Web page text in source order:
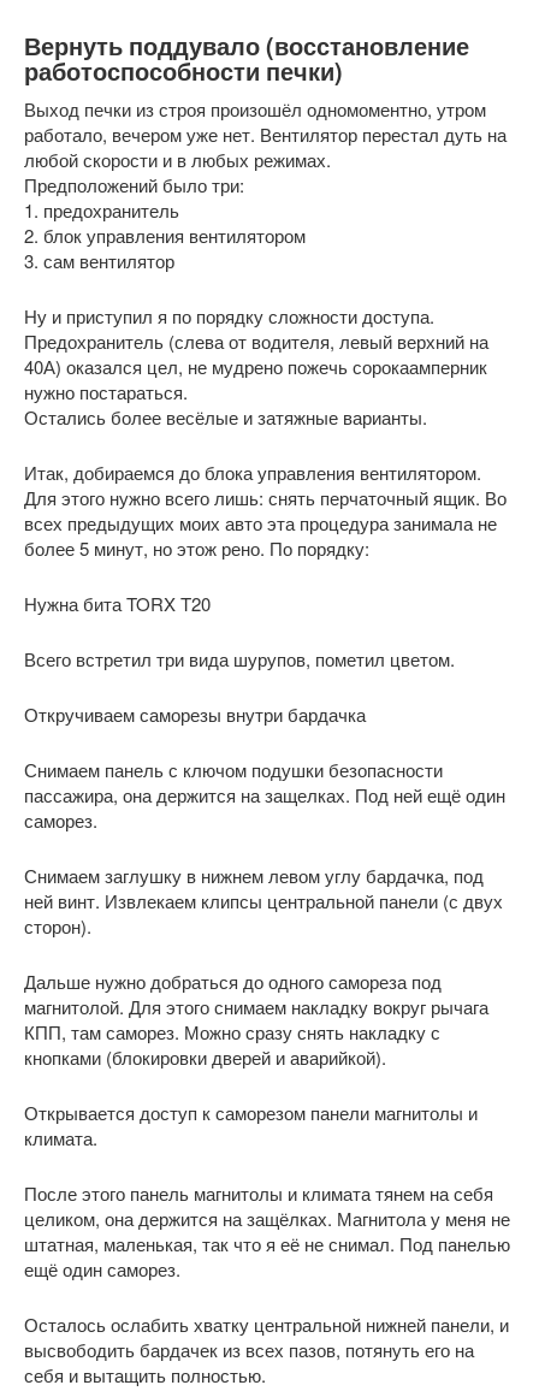
Вернуть поддувало (восстановление
работоспособности печки)
Выход печки из строя произошёл одномоментно, утром
работало, вечером уже нет. Вентилятор перестал дуть на
любой скорости и в любых режимах.
Предположений было три:
1. предохранитель
2. блок управления вентилятором
3. сам вентилятор
Ну и приступил я по порядку сложности доступа.
Предохранитель (слева от водителя, левый верхний на
40А) оказался цел, не мудрено пожечь сорокаамперник
нужно постараться.
Остались более весёлые и затяжные варианты.
Итак, добираемся до блока управления вентилятором.
Для этого нужно всего лишь: снять перчаточный ящик. Во
всех предыдущих моих авто эта процедура занимала не
более 5 минут, но этож рено. По порядку:
Нужна бита TORX T20
Всего встретил три вида шурупов, пометил цветом.
Откручиваем саморезы внутри бардачка
Снимаем панель с ключом подушки безопасности
пассажира, она держится на защелках. Под ней ещё один
саморез.
Снимаем заглушку в нижнем левом углу бардачка, под
ней винт. Извлекаем клипсы центральной панели (с двух
сторон).
Дальше нужно добраться до одного самореза под
магнитолой. Для этого снимаем накладку вокруг рычага
КПП, там саморез. Можно сразу снять накладку с
кнопками (блокировки дверей и аварийкой).
Открывается доступ к саморезом панели магнитолы и
климата.
После этого панель магнитолы и климата тянем на себя
целиком, она держится на защёлках. Магнитола у меня не
штатная, маленькая, так что я её не снимал. Под панелью
ещё один саморез.
Осталось ослабить хватку центральной нижней панели, и
высвободить бардачек из всех пазов, потянуть его на
себя и вытащить полностью.